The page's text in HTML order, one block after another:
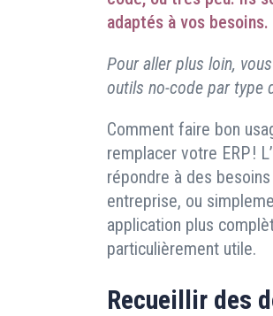
adaptés à vos besoins.
Pour aller plus loin,
outils no-code par type
Comment faire bon
remplacer votre ERP !
répondre à des
entreprise, ou
application plus
particulièrement utile.
Recueillir des